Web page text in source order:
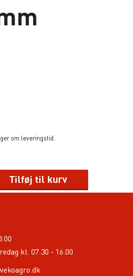
om leveringstid.
Tilføj til kurv
00
kl. 07.30 - 16.00